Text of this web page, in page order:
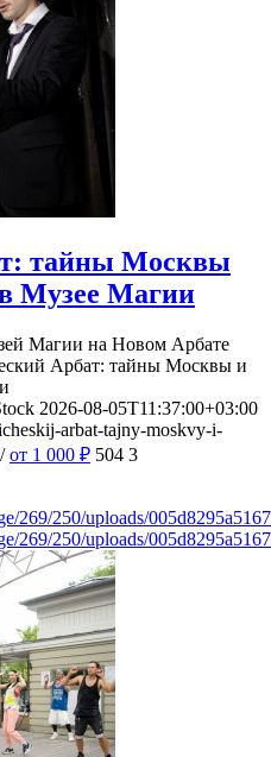
тайны Москвы
Музее Магии
Магии на Новом Арбате
Арбат: тайны Москвы и
2026-08-05T11:37:00+03:00
arbat-tajny-moskvy-i-
от 1 000 ₽ 504 3
269/250/uploads/
269/250/uploads/